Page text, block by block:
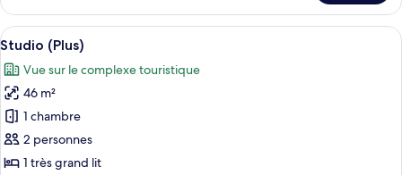
grand
lit,
accessible
aux
personnes
à
mobilité
réduite
le
type
de
chambre
Chambre
Signature,
très
grand
lit,
accessible
Afficher
toutes
les
photos
pour
ce
type
Une chambre d’hôtel moderne
5
Studio (Plus)
Vue sur le complexe touristique
46 m²
1 chambre
2 personnes
1 très grand lit